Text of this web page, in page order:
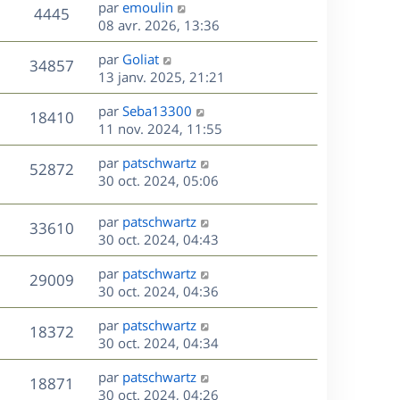
e
s
n
i
e
r
m
e
s
s
a
g
e
4445V
u
e
s
D
e
r
n
i
e
r
m
e
s
s
a
g
e
par emoulin
08 avr. 2026, 13:36
34857V
u
s
D
e
r
n
i
e
r
m
e
s
s
a
g
e
par Goliat
13 janv. 2025, 21:21
18410V
u
e
D
e
r
n
i
e
r
m
e
s
s
a
g
e
par Seba13300
11 nov. 2024, 11:55
52872V
u
e
D
e
n
i
e
r
m
e
s
s
a
g
e
par patschwartz
30 oct. 2024, 05:06
33610V
u
s
D
e
r
n
i
e
r
m
e
s
par patschwartz
30 oct. 2024, 04:43
29009V
u
e
D
e
r
n
i
e
r
par patschwartz
30 oct. 2024, 04:36
18372V
u
D
e
r
n
i
par patschwartz
30 oct. 2024, 04:34
18871
D
e
par patschwartz
30 oct. 2024, 04:26